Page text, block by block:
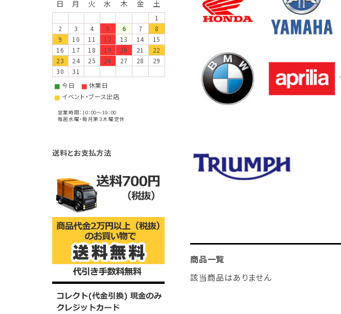
商品一覧
該当商品はありません
日 月 火 水 木 金 土
1
2
3 4 5 6 7
8
9
10 11 12 13 14
15
16
17 18 19 20 21
22
23
24 25 26 27 28
29
30
31
■ 今日 ■ 休業日
■ イベント・ブース出店
営業時間：10：00～19：00
毎週水曜・毎月第３木曜定休
送料とお支払方法